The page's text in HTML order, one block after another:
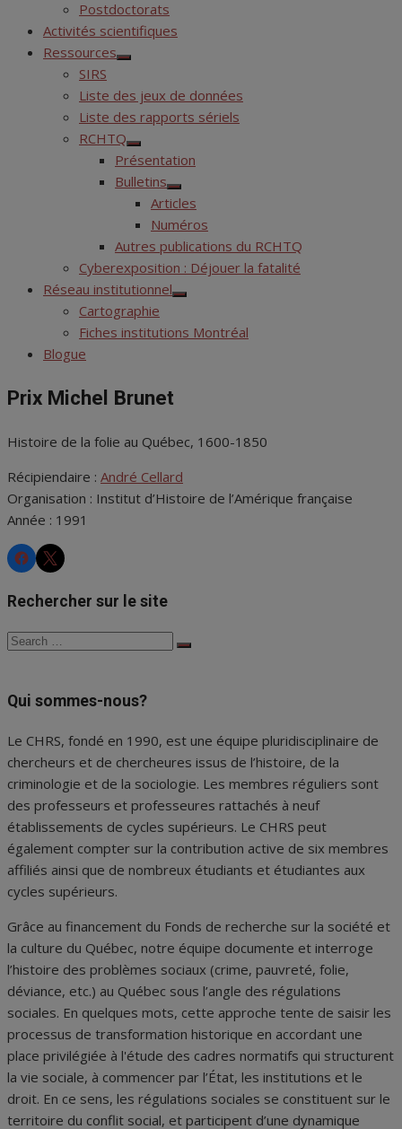
Postdoctorats
Activités scientifiques
Ressources
Show
menu
SIRS
Liste des jeux de données
Liste des rapports sériels
RCHTQ
Show
sub
menu
Présentation
Bulletins
Show
sub
menu
Articles
Numéros
Autres publications du RCHTQ
Cyberexposition : Déjouer la fatalité
Réseau institutionnel
Show
menu
Cartographie
Fiches institutions Montréal
Blogue
Prix Michel Brunet
Histoire de la folie au Québec, 1600-1850
Récipiendaire : André Cellard
Organisation : Institut d’Histoire de l’Amérique française
Année : 1991
CHRSCHRS
Rechercher sur le site
Search
Search
Qui sommes-nous?
Le CHRS, fondé en 1990, est une équipe pluridisciplinaire de
chercheurs et de chercheures issus de l’histoire, de la
criminologie et de la sociologie. Les membres réguliers sont
des professeurs et professeures rattachés à neuf
établissements de cycles supérieurs. Le CHRS peut
également compter sur la contribution active de six membres
affiliés ainsi que de nombreux étudiants et étudiantes aux
cycles supérieurs.
Grâce au financement du Fonds de recherche sur la société et
la culture du Québec, notre équipe documente et interroge
l’histoire des problèmes sociaux (crime, pauvreté, folie,
déviance, etc.) au Québec sous l’angle des régulations
sociales. En quelques mots, cette approche tente de saisir les
processus de transformation historique en accordant une
place privilégiée à l'étude des cadres normatifs qui structurent
la vie sociale, à commencer par l’État, les institutions et le
droit. En ce sens, les régulations sociales se constituent sur le
territoire du conflit social, et participent d’une dynamique